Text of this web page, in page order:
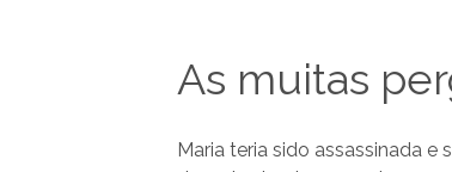
As muitas
Maria teria sido assassinada e